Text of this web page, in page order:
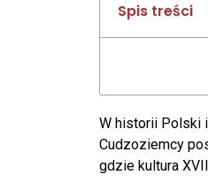
Spis treści
W historii Polski
Cudzoziemcy
gdzie kultura